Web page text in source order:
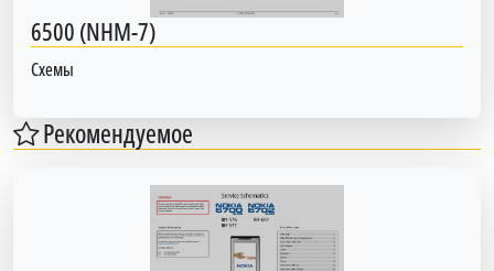
6500 (NHM-7)
Схемы
Рекомендуемое